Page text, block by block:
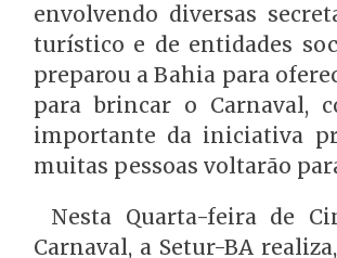
envolvendo diversas
turístico e de entidades
preparou a Bahia para
para brincar o Carnaval,
importante da iniciativa
muitas pessoas voltarão
Nesta Quarta-feira de
Carnaval, a Setur-BA